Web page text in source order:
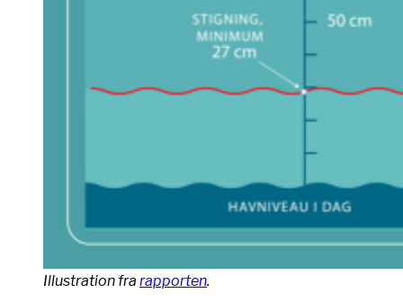
Illustration fra rapporten.